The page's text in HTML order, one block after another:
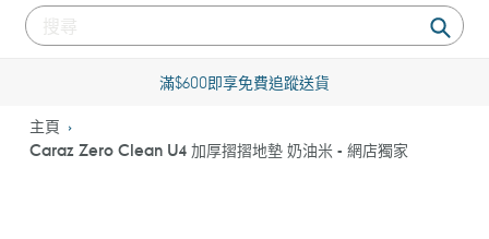
提
滿$600即享免費追蹤送貨
主頁
Caraz Zero Clean U4 加厚摺摺地墊 奶油米 - 網店獨家